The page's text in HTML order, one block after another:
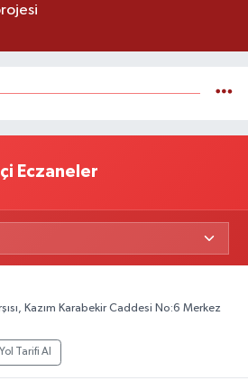
Eczaneler
Kazım Karabekir Caddesi No:6 Merkez
Yol Tarifi Al